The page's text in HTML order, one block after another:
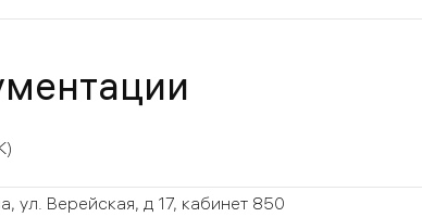
ул. Верейская, д 17, кабинет 850